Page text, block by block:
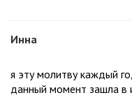
Инна
я эту молитву каждый
данный момент зашла в